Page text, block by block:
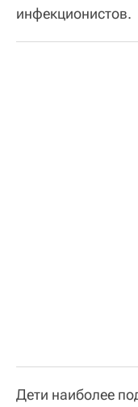
инфекционистов.
Дети наиболее